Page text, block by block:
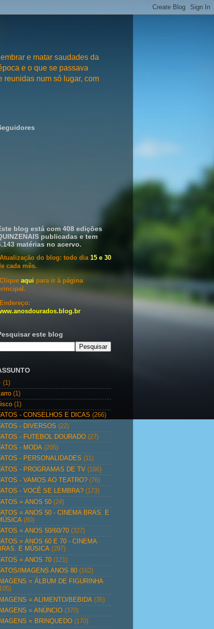
e matar saudades da
e o que se passava
reunidas num só lugar, com
blog está com 408 edições
publicadas e tem
matérias no acervo.
do blog: todo dia 15 e 30
cada mês.
aqui para ir à página
este blog
(1)
(1)
(1)
- CONSELHOS E DICAS (266)
- DIVERSOS (22)
- FUTEBOL DOURADO (27)
- MODA (205)
- PERSONALIDADES (11)
- PROGRAMAS DE TV (166)
- VAMOS AO TEATRO? (76)
- VOCÊ SE LEMBRA? (173)
= ANOS 50 (24)
= ANOS 50 - CINEMA BRAS. E
(80)
= ANOS 50/60/70 (327)
= ANOS 60 E 70 - CINEMA
E MÚSICA (297)
= ANOS 70 (121)
IMAGENS ANOS 80 (162)
IMAGENS = ÁLBUM DE FIGURINHA
IMAGENS = ALIMENTO/BEBIDA (35)
IMAGENS = ANÚNCIO (370)
IMAGENS = BRINQUEDO (170)